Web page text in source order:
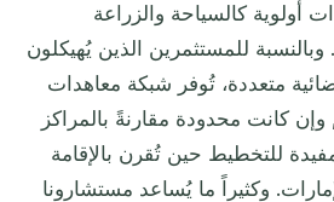
أولوية كالسياحة والزراعة
وبالنسبة للمستثمرين الذين يُهيكلون
متعددة، تُوفر شبكة معاهدات
وإن كانت محدودة مقارنةً بالمراكز
للتخطيط حين تُقرن بالإقامة
وكثيراً ما يُساعد مستشارونا